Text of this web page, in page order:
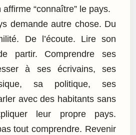
“connaître” le pays.
demande autre chose. Du
De l’écoute. Lire son
partir. Comprendre ses
à ses écrivains, ses
sa politique, ses
avec des habitants sans
leur propre pays.
tout comprendre. Revenir